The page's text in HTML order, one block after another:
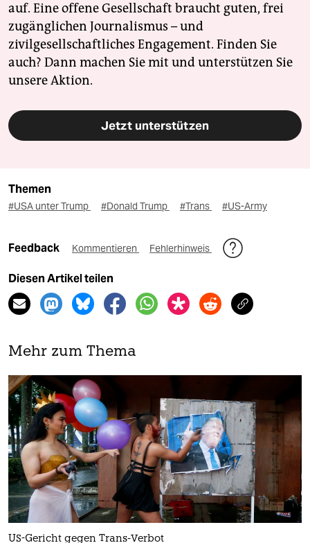
auf. Eine offene Gesellschaft braucht guten, frei
zugänglichen Journalismus – und
zivilgesellschaftliches Engagement. Finden Sie
auch? Dann machen Sie mit und unterstützen Sie
unsere Aktion.
Jetzt unterstützen
Themen
#USA unter Trump #Donald Trump #Trans #US-Army
Feedback Kommentieren Fehlerhinweis
Diesen Artikel teilen
Mehr zum Thema
US-Gericht gegen Trans-Verbot